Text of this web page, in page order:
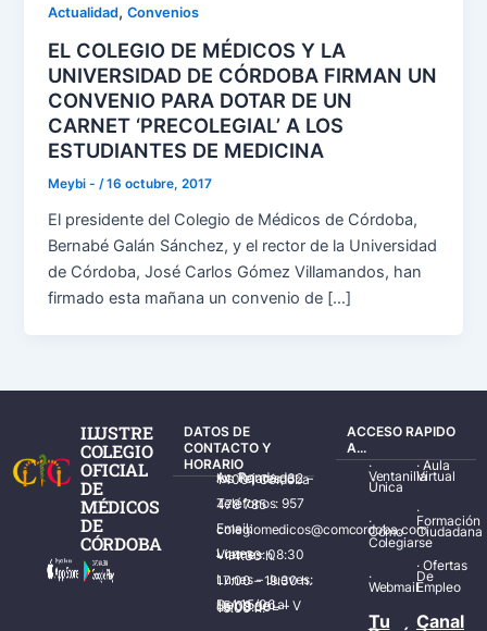
Actualidad,Convenios
EL COLEGIO DE MÉDICOS Y LA
UNIVERSIDAD DE CÓRDOBA FIRMAN UN
CONVENIO PARA DOTAR DE UN
CARNET ‘PRECOLEGIAL’ A LOS
ESTUDIANTES DE MEDICINA
Meybi -/16 octubre, 2017
El presidente del Colegio de Médicos de Córdoba,
Bernabé Galán Sánchez, y el rector de la Universidad
de Córdoba, José Carlos Gómez Villamandos, han
firmado esta mañana un convenio de […]
ILUSTRE
COLEGIO
OFICIAL
DE
MÉDICOS
DE
CÓRDOBA
DATOS DE
CONTACTO Y
HORARIO
Av. Ronda de los Tejares, 32 – 14001 Córdoba
Teléfonos: 957 478 785
Email: colegiomedicos@comcordoba.com
Lunes – Viernes: 08:30 – 14:30 h.
Lunes – Jueves: 17:00 – 19:30 h.
Del 15/06 al 15/09 de L – V de 08:00 – 15:00 h.
ACCESO RAPIDO
A...
·
Ventanilla
Única
·
Cómo
Colegiarse
·
Webmail
·Aula
Virtual
·
Formación
Ciudadana
·Ofertas
De
Empleo
Tu Canal